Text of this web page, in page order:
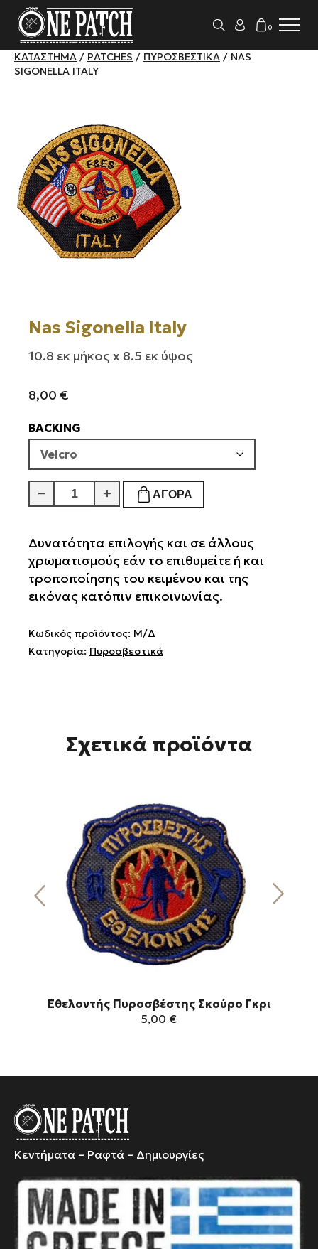
0
ΚΑΤΆΣΤΗΜΑ / PATCHES / ΠΥΡΟΣΒΕΣΤΙΚΆ / NAS
SIGONELLA ITALY
Nas Sigonella Italy
10.8 εκ μήκος x 8.5 εκ ύψος
8,00 €
BACKING
−
Nas
Sigonella
ποσότητα
+ ΑΓΟΡΆ
Δυνατότητα επιλογής και σε άλλους
χρωματισμούς εάν το επιθυμείτε ή και
τροποποίησης του κειμένου και της
εικόνας κατόπιν επικοινωνίας.
Κωδικός προϊόντος: Μ/Δ
Κατηγορία: Πυροσβεστικά
Σχετικά προϊόντα
Εθελοντής Πυροσβέστης Σκούρο Γκρι
5,00 €
προϊόν
επιλογές
μπορούν
να
επιλεγούν
στη
Κεντήματα – Ραφτά – Δημιουργίες